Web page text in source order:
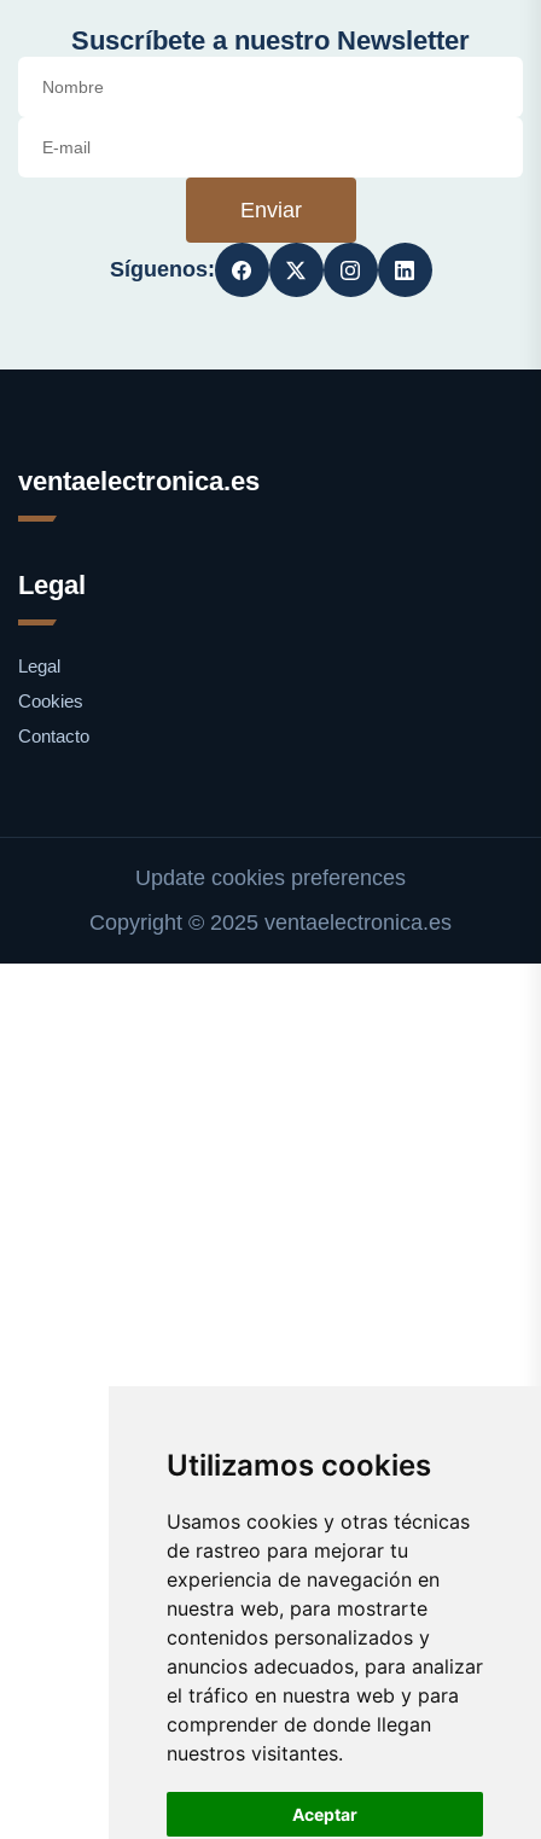
Utilizamos cookies
Usamos cookies y otras técnicas
de rastreo para mejorar tu
experiencia de navegación en
nuestra web, para mostrarte
contenidos personalizados y
anuncios adecuados, para analizar
el tráfico en nuestra web y para
comprender de donde llegan
nuestros visitantes.
Aceptar
Suscríbete a nuestro Newsletter
Enviar
Síguenos:
ventaelectronica.es
Legal
Legal
Cookies
Contacto
Update cookies preferences
Copyright © 2025 ventaelectronica.es